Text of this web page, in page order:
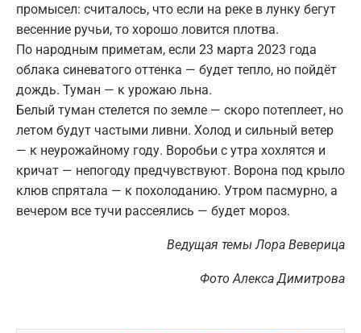
промысел: считалось, что если на реке в лунку бегут
весенние ручьи, то хорошо ловится плотва.
По народным приметам, если 23 марта 2023 года
облака синеватого оттенка — будет тепло, но пойдёт
дождь. Туман — к урожаю льна.
Белый туман стелется по земле — скоро потеплеет, но
летом будут частыми ливни. Холод и сильный ветер
— к неурожайному году. Воробьи с утра хохлятся и
кричат — непогоду предчувствуют. Ворона под крыло
клюв спрятала — к похолоданию. Утром пасмурно, а
вечером все тучи рассеялись — будет мороз.
Ведущая темы Лора Веверица
Фото Алекса Димитрова